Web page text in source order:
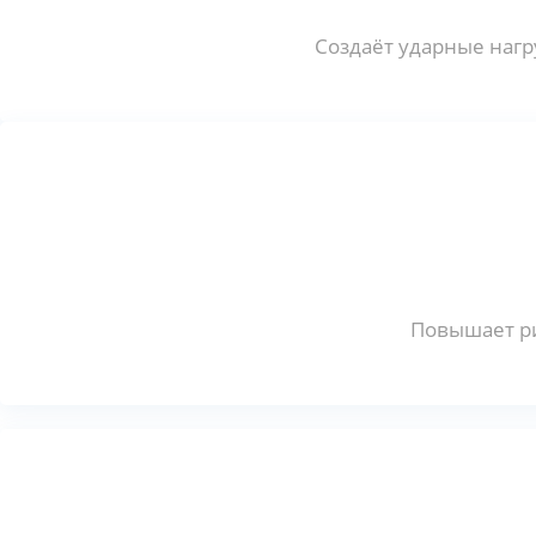
Создаёт ударные
Повышает